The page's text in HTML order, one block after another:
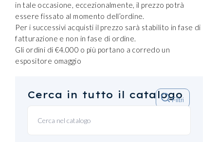
in tale occasione, eccezionalmente, il prezzo potrà
essere fissato al momento dell’ordine.
Per i successivi acquisti il prezzo sarà stabilito in fase di
fatturazione e non in fase di ordine.
Gli ordini di €4.000 o più portano a corredo un
espositore omaggio
Cerca in tutto il catalogo
Filtri